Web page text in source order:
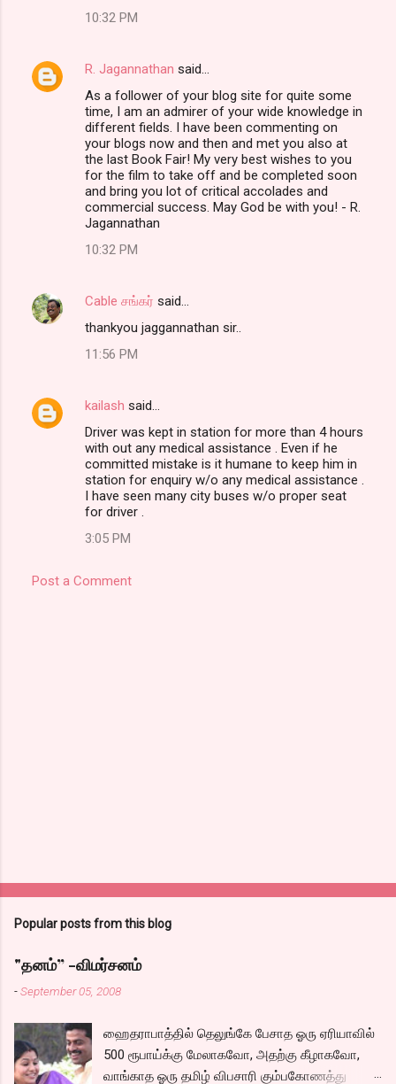
10:32 PM
R. Jagannathan said…
As a follower of your blog site for quite some
time, I am an admirer of your wide knowledge in
different fields. I have been commenting on
your blogs now and then and met you also at
the last Book Fair! My very best wishes to you
for the film to take off and be completed soon
and bring you lot of critical accolades and
commercial success. May God be with you! - R.
Jagannathan
10:32 PM
Cable சங்கர் said…
thankyou jaggannathan sir..
11:56 PM
kailash said…
Driver was kept in station for more than 4 hours
with out any medical assistance . Even if he
committed mistake is it humane to keep him in
station for enquiry w/o any medical assistance .
I have seen many city buses w/o proper seat
for driver .
3:05 PM
Post a Comment
Popular posts from this blog
"தனம்” -விமர்சனம்
-September 05, 2008
ஹைதராபாத்தில் தெலுங்கே பேசாத ஓரு ஏரியாவில்
500 ரூபாய்க்கு மேலாகவோ, அதற்கு கீழாகவோ,
வாங்காத ஓரு தமிழ் விபசாரி கும்பகோணத்து